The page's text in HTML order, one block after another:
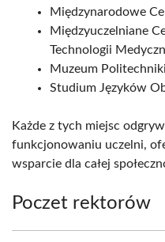
Międzynarodowe
Międzyuczelniane
Technologii
Muzeum
Studium Języków
Każde z tych miejsc
funkcjonowaniu uczelni,
wsparcie dla całej
Poczet rektorów